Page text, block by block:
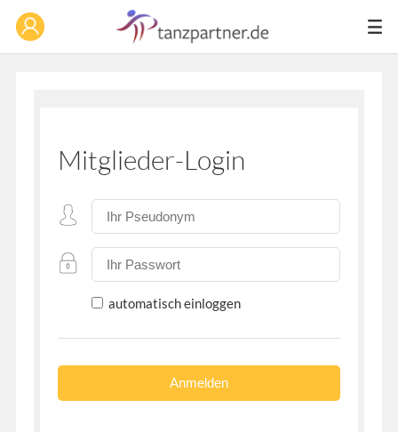
Mitglieder-Login
automatisch einloggen